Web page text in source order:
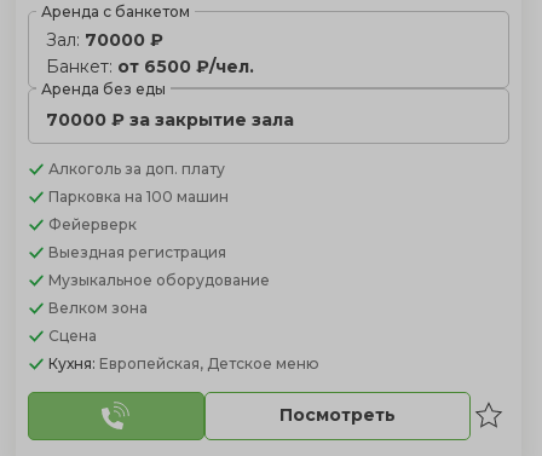
Аренда с банкетом
Зал: 70000 ₽
Банкет: от 6500 ₽/чел.
Аренда без еды
70000 ₽ за закрытие зала
Алкоголь за доп. плату
Парковка на 100 машин
Фейерверк
Выездная регистрация
Музыкальное оборудование
Велком зона
Сцена
Кухня: Европейская, Детское меню
Посмотреть